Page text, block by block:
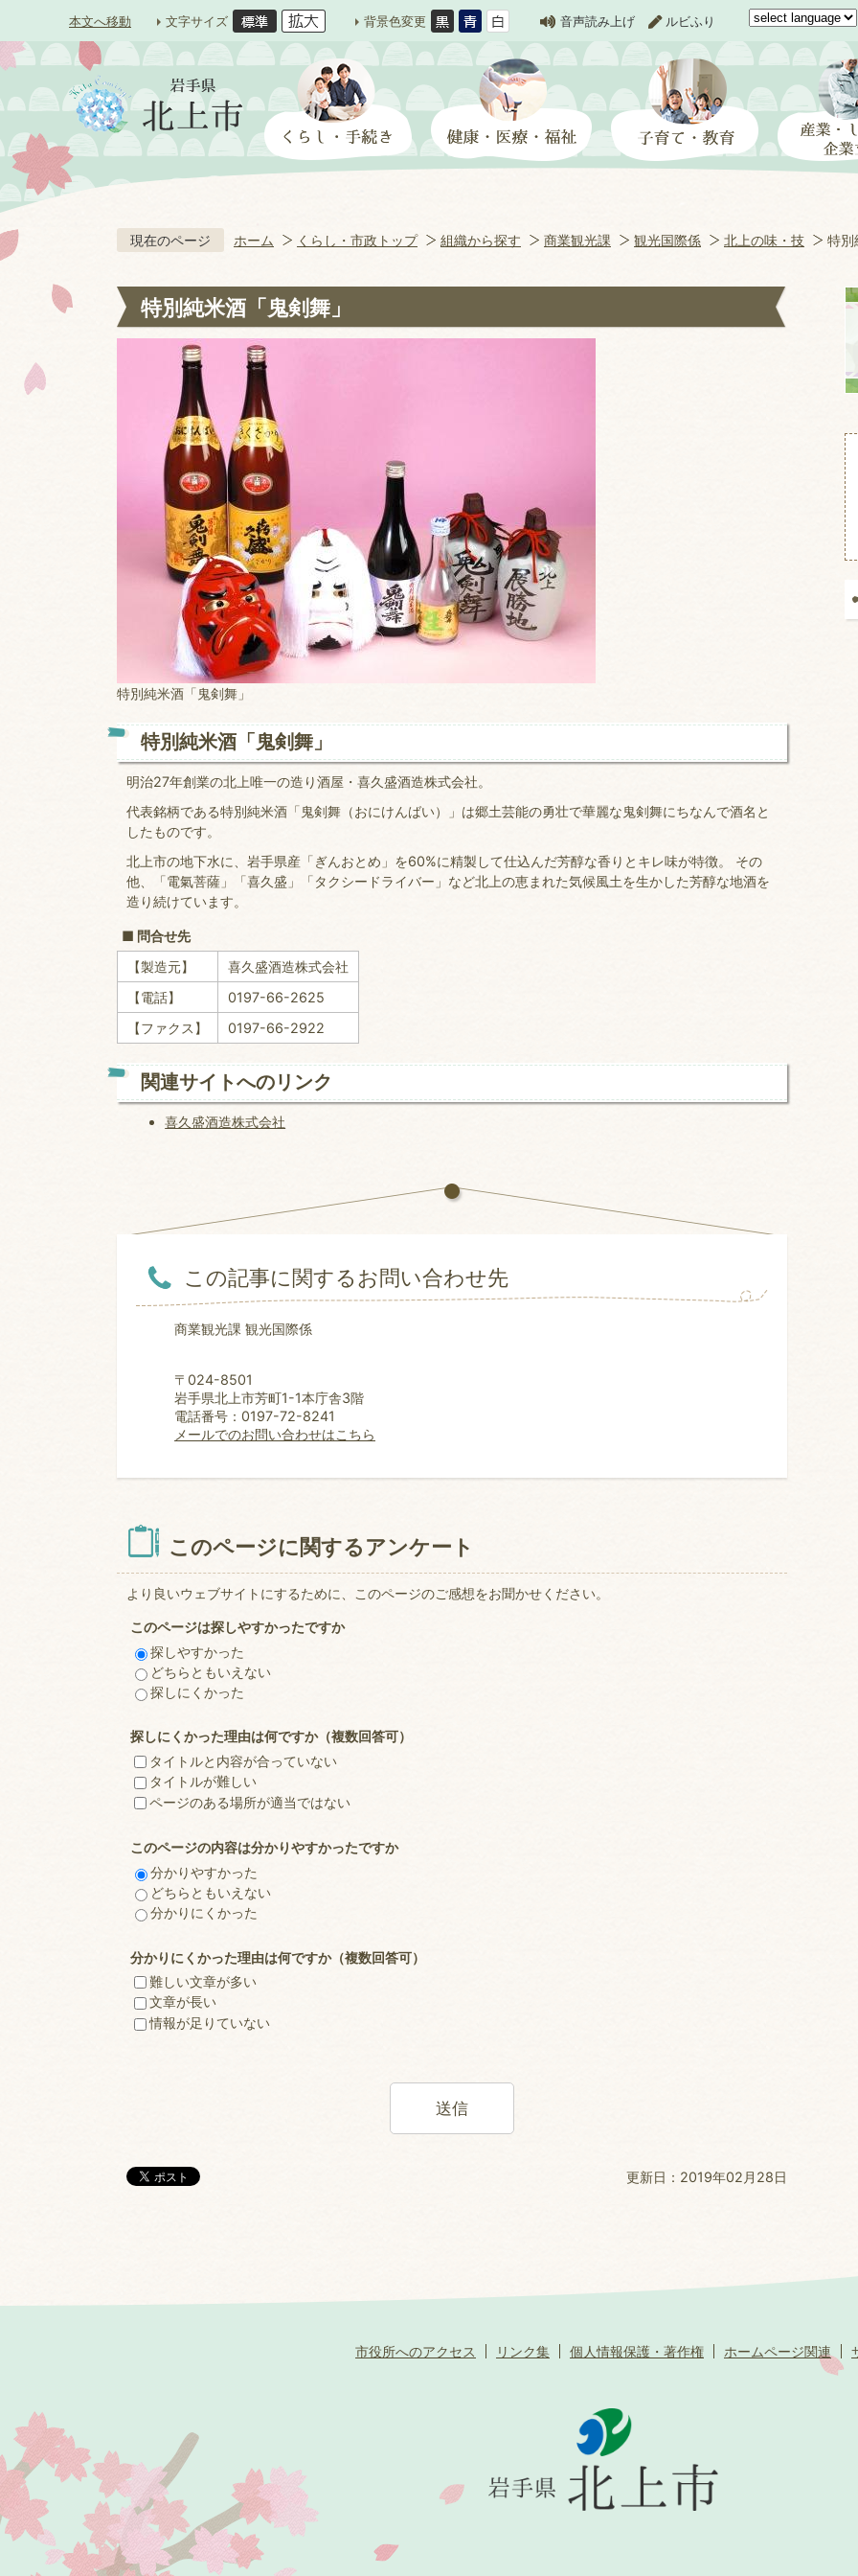
本文へ移動 文字サイズ 背景色変更 音声読み上げ ルビふり
現在のページ ホーム くらし・市政トップ 組織から探す 商業観光課 観光国際係 北上の味・技 特別
特別純米酒「鬼剣舞」
特別純米酒「鬼剣舞」
特別純米酒「鬼剣舞」
明治27年創業の北上唯一の造り酒屋・喜久盛酒造株式会社。
代表銘柄である特別純米酒「鬼剣舞（おにけんばい）」は郷土芸能の勇壮で華麗な鬼剣舞にちなんで酒名と
したものです。
北上市の地下水に、岩手県産「ぎんおとめ」を60%に精製して仕込んだ芳醇な香りとキレ味が特徴。 その
他、「電氣菩薩」「喜久盛」「タクシードライバー」など北上の恵まれた気候風土を生かした芳醇な地酒を
造り続けています。
■ 問合せ先
【製造元】
喜久盛酒造株式会社
【電話】
0197-66-2625
【ファクス】
0197-66-2922
関連サイトへのリンク
喜久盛酒造株式会社
この記事に関するお問い合わせ先
商業観光課 観光国際係
〒024-8501
岩手県北上市芳町1-1本庁舎3階
電話番号：0197-72-8241
メールでのお問い合わせはこちら
このページに関するアンケート
より良いウェブサイトにするために、このページのご感想をお聞かせください。
このページは探しやすかったですか
探しやすかった
どちらともいえない
探しにくかった
探しにくかった理由は何ですか（複数回答可）
タイトルと内容が合っていない
タイトルが難しい
ページのある場所が適当ではない
このページの内容は分かりやすかったですか
分かりやすかった
どちらともいえない
分かりにくかった
分かりにくかった理由は何ですか（複数回答可）
難しい文章が多い
文章が長い
情報が足りていない
更新日：2019年02月28日
市役所へのアクセス リンク集 個人情報保護・著作権 ホームページ関連